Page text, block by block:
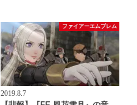
ファイアーエムブレム
2019.8.7